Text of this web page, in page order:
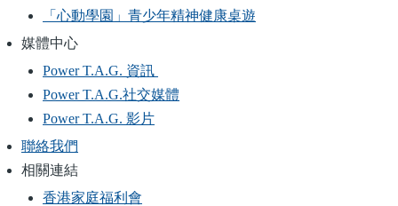
「心動學園」青少年精神健康桌遊
媒體中心
Power T.A.G. 資訊
Power T.A.G.社交媒體
Power T.A.G. 影片
聯絡我們
相關連結
香港家庭福利會